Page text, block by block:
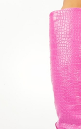
Когато плащате с
поръчката Ви
разполагате с три
Отложено до 30
поръчката без
400 лв. / €204,52
Плащане на 4
поръчката си на
разделя на 3
покупки на
Плащане на 6
разпределя в 6
покупки на